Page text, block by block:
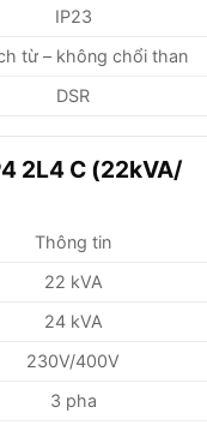
IP23
từ – không chổi than
DSR
2L4 C (22kVA/
Thông tin
22 kVA
24 kVA
230V/400V
3 pha